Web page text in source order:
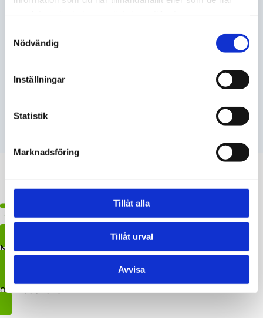
Nödvändig
Inställningar
Statistik
Marknadsföring
Tillåt alla
Tillåt urval
Avvisa
Save my name, email, and website in this browser for the
Maila oss
010 - 300 10 19